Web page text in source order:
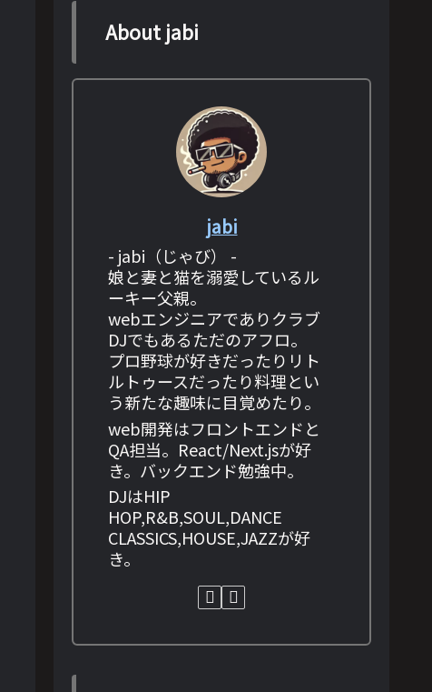
About jabi
jabi
- jabi（じゃび） -
娘と妻と猫を溺愛しているル
ーキー父親。
webエンジニアでありクラブ
DJでもあるただのアフロ。
プロ野球が好きだったりリト
ルトゥースだったり料理とい
う新たな趣味に目覚めたり。
web開発はフロントエンドと
QA担当。React/Next.jsが好
き。バックエンド勉強中。
DJはHIP
HOP,R&B,SOUL,DANCE
CLASSICS,HOUSE,JAZZが好
き。